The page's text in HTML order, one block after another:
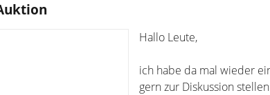
Hallo Leute,
ich habe da mal wieder
gern zur Diskussion